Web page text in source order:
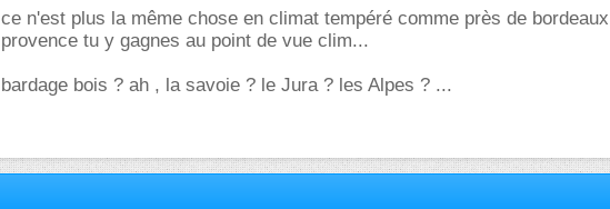
ce n'est plus la même chose en climat tempéré comme près de
provence tu y gagnes au point de vue clim...
bardage bois ? ah , la savoie ? le Jura ? les Alpes ? ...